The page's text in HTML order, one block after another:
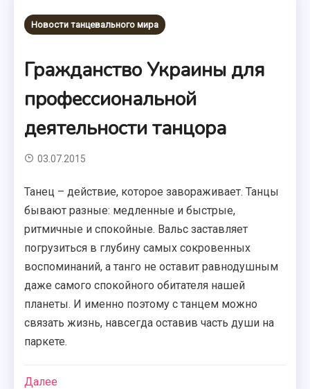
Новости танцевального мира
Гражданство Украины для
профессиональной
деятельности танцора
03.07.2015
Танец – действие, которое завораживает. Танцы
бывают разные: медленные и быстрые,
ритмичные и спокойные. Вальс заставляет
погрузиться в глубину самых сокровенных
воспоминаний, а танго не оставит равнодушным
даже самого спокойного обитателя нашей
планеты. И именно поэтому с танцем можно
связать жизнь, навсегда оставив часть души на
паркете.
Далее